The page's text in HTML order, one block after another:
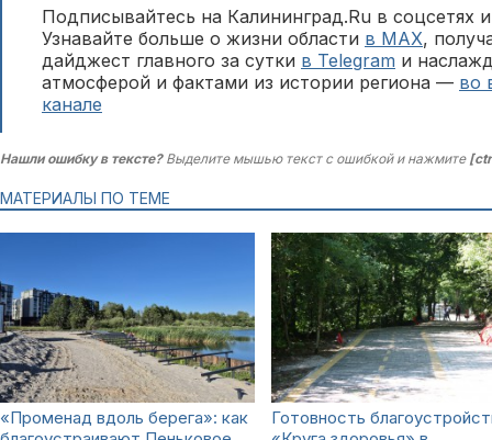
Подписывайтесь на Калининград.Ru в соцсетях
Узнавайте больше о жизни области в MAX,
дайджест главного за сутки в Telegram и
атмосферой и фактами из истории региона — во
канале
Нашли ошибку в тексте?Выделите мышью текст с ошибкой и нажмите
МАТЕРИАЛЫ ПО ТЕМЕ
«Променад вдоль берега»: как
Готовность